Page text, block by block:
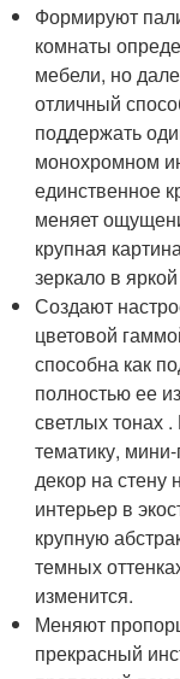
Формируют
комнаты
мебели, но
отличный
поддержать
монохромном
единственное
меняет
крупная
зеркало в
Создают
цветовой
способна как
полностью ее
светлых тонах
тематику,
декор на
интерьер в
крупную
темных
изменится.
Меняют
прекрасный